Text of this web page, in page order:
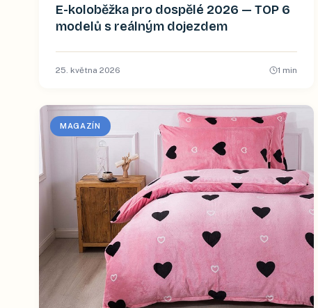
E-koloběžka pro dospělé 2026 — TOP 6
modelů s reálným dojezdem
25. května 2026 1 min
MAGAZÍN